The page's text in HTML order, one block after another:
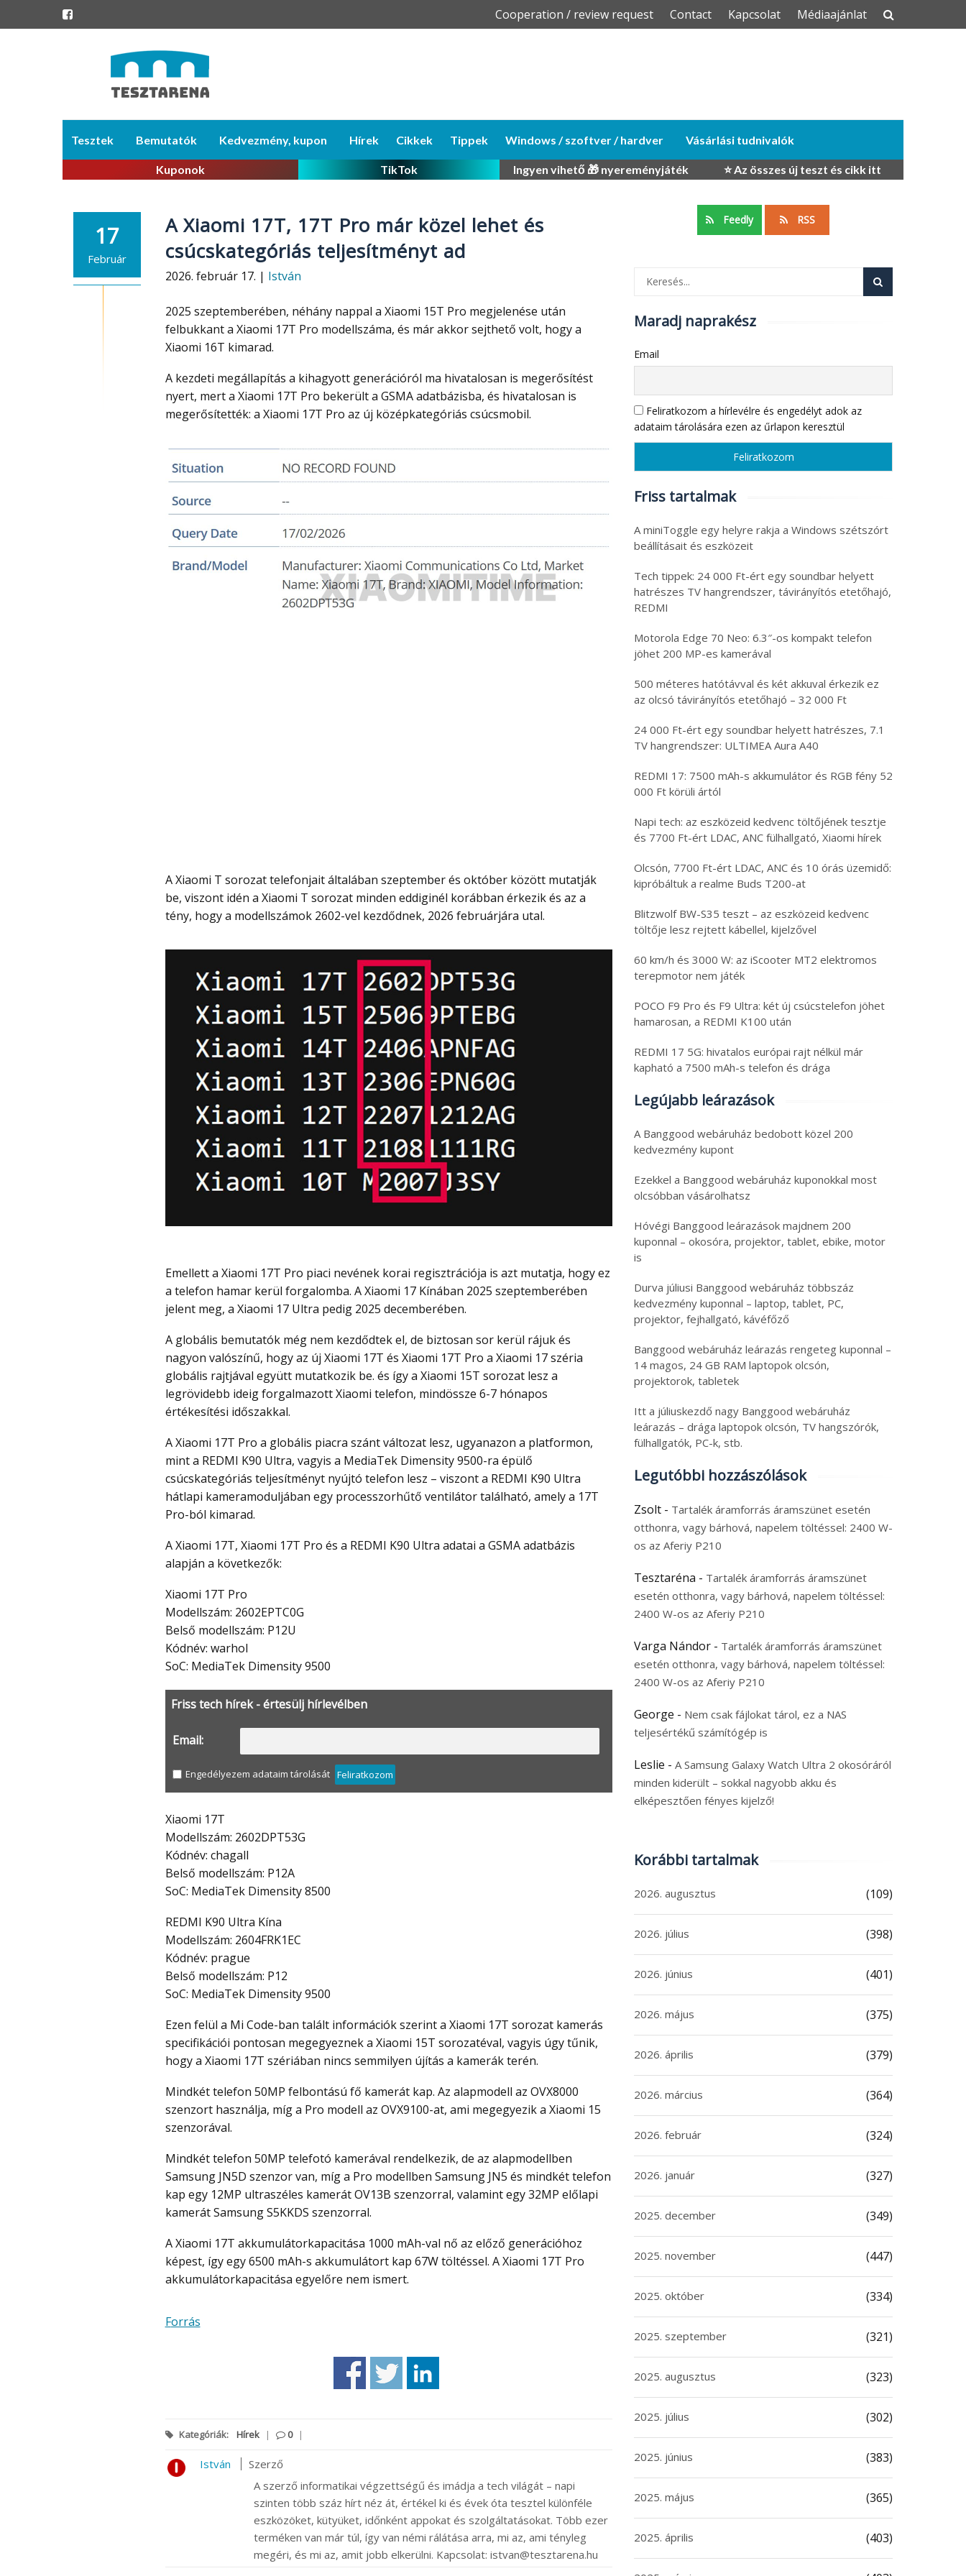
Skip
Cooperation / review request Contact Kapcsolat Médiaajánlat
content
Tesztek Bemutatók Kedvezmény, kupon Hírek Cikkek Tippek Windows / szoftver / hardver Vásárlási tudnivalók
Kuponok TikTok Ingyen vihető 🎁 nyereményjáték ⭐ Az összes új teszt és cikk itt
17
Február
A Xiaomi 17T, 17T Pro már közel lehet és
csúcskategóriás teljesítményt ad
2026. február 17. | István
2025 szeptemberében, néhány nappal a Xiaomi 15T Pro megjelenése után
felbukkant a Xiaomi 17T Pro modellszáma, és már akkor sejthető volt, hogy a
Xiaomi 16T kimarad.
A kezdeti megállapítás a kihagyott generációról ma hivatalosan is megerősítést
nyert, mert a Xiaomi 17T Pro bekerült a GSMA adatbázisba, és hivatalosan is
megerősítették: a Xiaomi 17T Pro az új középkategóriás csúcsmobil.
A Xiaomi T sorozat telefonjait általában szeptember és október között mutatják
be, viszont idén a Xiaomi T sorozat minden eddiginél korábban érkezik és az a
tény, hogy a modellszámok 2602-vel kezdődnek, 2026 februárjára utal.
Emellett a Xiaomi 17T Pro piaci nevének korai regisztrációja is azt mutatja, hogy ez
a telefon hamar kerül forgalomba. A Xiaomi 17 Kínában 2025 szeptemberében
jelent meg, a Xiaomi 17 Ultra pedig 2025 decemberében.
A globális bemutatók még nem kezdődtek el, de biztosan sor kerül rájuk és
nagyon valószínű, hogy az új Xiaomi 17T és Xiaomi 17T Pro a Xiaomi 17 széria
globális rajtjával együtt mutatkozik be. és így a Xiaomi 15T sorozat lesz a
legrövidebb ideig forgalmazott Xiaomi telefon, mindössze 6-7 hónapos
értékesítési időszakkal.
A Xiaomi 17T Pro a globális piacra szánt változat lesz, ugyanazon a platformon,
mint a REDMI K90 Ultra, vagyis a MediaTek Dimensity 9500-ra épülő
csúcskategóriás teljesítményt nyújtó telefon lesz – viszont a REDMI K90 Ultra
hátlapi kameramoduljában egy processzorhűtő ventilátor található, amely a 17T
Pro-ból kimarad.
A Xiaomi 17T, Xiaomi 17T Pro és a REDMI K90 Ultra adatai a GSMA adatbázis
alapján a következők:
Xiaomi 17T Pro
Modellszám: 2602EPTC0G
Belső modellszám: P12U
Kódnév: warhol
SoC: MediaTek Dimensity 9500
Friss tech hírek - értesülj hírlevélben
Email:
Engedélyezem adataim tárolását Feliratkozom
Xiaomi 17T
Modellszám: 2602DPT53G
Kódnév: chagall
Belső modellszám: P12A
SoC: MediaTek Dimensity 8500
REDMI K90 Ultra Kína
Modellszám: 2604FRK1EC
Kódnév: prague
Belső modellszám: P12
SoC: MediaTek Dimensity 9500
Ezen felül a Mi Code-ban talált információk szerint a Xiaomi 17T sorozat kamerás
specifikációi pontosan megegyeznek a Xiaomi 15T sorozatéval, vagyis úgy tűnik,
hogy a Xiaomi 17T szériában nincs semmilyen újítás a kamerák terén.
Mindkét telefon 50MP felbontású fő kamerát kap. Az alapmodell az OVX8000
szenzort használja, míg a Pro modell az OVX9100-at, ami megegyezik a Xiaomi 15
szenzorával.
Mindkét telefon 50MP telefotó kamerával rendelkezik, de az alapmodellben
Samsung JN5D szenzor van, míg a Pro modellben Samsung JN5 és mindkét telefon
kap egy 12MP ultraszéles kamerát OV13B szenzorral, valamint egy 32MP előlapi
kamerát Samsung S5KKDS szenzorral.
A Xiaomi 17T akkumulátorkapacitása 1000 mAh-val nő az előző generációhoz
képest, így egy 6500 mAh-s akkumulátort kap 67W töltéssel. A Xiaomi 17T Pro
akkumulátorkapacitása egyelőre nem ismert.
Forrás
Kategóriák: Hírek | 0 |
István
Szerző
A szerző informatikai végzettségű és imádja a tech világát – napi
szinten több száz hírt néz át, értékel ki és évek óta tesztel különféle
eszközöket, kütyüket, időnként appokat és szolgáltatásokat. Több ezer
terméken van már túl, így van némi rálátása arra, mi az, ami tényleg
megéri, és mi az, amit jobb elkerülni. Kapcsolat: istvan@tesztarena.hu
Feedly RSS
Maradj naprakész
Email
Feliratkozom a hírlevélre és engedélyt adok az
adataim tárolására ezen az űrlapon keresztül
Friss tartalmak
A miniToggle egy helyre rakja a Windows szétszórt
beállításait és eszközeit
Tech tippek: 24 000 Ft-ért egy soundbar helyett
hatrészes TV hangrendszer, távirányítós etetőhajó,
REDMI
Motorola Edge 70 Neo: 6.3″-os kompakt telefon
jöhet 200 MP-es kamerával
500 méteres hatótávval és két akkuval érkezik ez
az olcsó távirányítós etetőhajó – 32 000 Ft
24 000 Ft-ért egy soundbar helyett hatrészes, 7.1
TV hangrendszer: ULTIMEA Aura A40
REDMI 17: 7500 mAh-s akkumulátor és RGB fény 52
000 Ft körüli ártól
Napi tech: az eszközeid kedvenc töltőjének tesztje
és 7700 Ft-ért LDAC, ANC fülhallgató, Xiaomi hírek
Olcsón, 7700 Ft-ért LDAC, ANC és 10 órás üzemidő:
kipróbáltuk a realme Buds T200-at
Blitzwolf BW-S35 teszt – az eszközeid kedvenc
töltője lesz rejtett kábellel, kijelzővel
60 km/h és 3000 W: az iScooter MT2 elektromos
terepmotor nem játék
POCO F9 Pro és F9 Ultra: két új csúcstelefon jöhet
hamarosan, a REDMI K100 után
REDMI 17 5G: hivatalos európai rajt nélkül már
kapható a 7500 mAh-s telefon és drága
Legújabb leárazások
A Banggood webáruház bedobott közel 200
kedvezmény kupont
Ezekkel a Banggood webáruház kuponokkal most
olcsóbban vásárolhatsz
Hóvégi Banggood leárazások majdnem 200
kuponnal – okosóra, projektor, tablet, ebike, motor
is
Durva júliusi Banggood webáruház többszáz
kedvezmény kuponnal – laptop, tablet, PC,
projektor, fejhallgató, kávéfőző
Banggood webáruház leárazás rengeteg kuponnal –
14 magos, 24 GB RAM laptopok olcsón,
projektorok, tabletek
Itt a júliuskezdő nagy Banggood webáruház
leárazás – drága laptopok olcsón, TV hangszórók,
fülhallgatók, PC-k, stb.
Legutóbbi hozzászólások
Zsolt - Tartalék áramforrás áramszünet esetén
otthonra, vagy bárhová, napelem töltéssel: 2400 W-
os az Aferiy P210
Tesztaréna - Tartalék áramforrás áramszünet
esetén otthonra, vagy bárhová, napelem töltéssel:
2400 W-os az Aferiy P210
Varga Nándor - Tartalék áramforrás áramszünet
esetén otthonra, vagy bárhová, napelem töltéssel:
2400 W-os az Aferiy P210
George - Nem csak fájlokat tárol, ez a NAS
teljesértékű számítógép is
Leslie - A Samsung Galaxy Watch Ultra 2 okosóráról
minden kiderült – sokkal nagyobb akku és
elképesztően fényes kijelző!
Korábbi tartalmak
2026. augusztus (109)
2026. július (398)
2026. június (401)
2026. május (375)
2026. április (379)
2026. március (364)
2026. február (324)
2026. január (327)
2025. december (349)
2025. november (447)
2025. október (334)
2025. szeptember (321)
2025. augusztus (323)
2025. július (302)
2025. június (383)
2025. május (365)
2025. április (403)